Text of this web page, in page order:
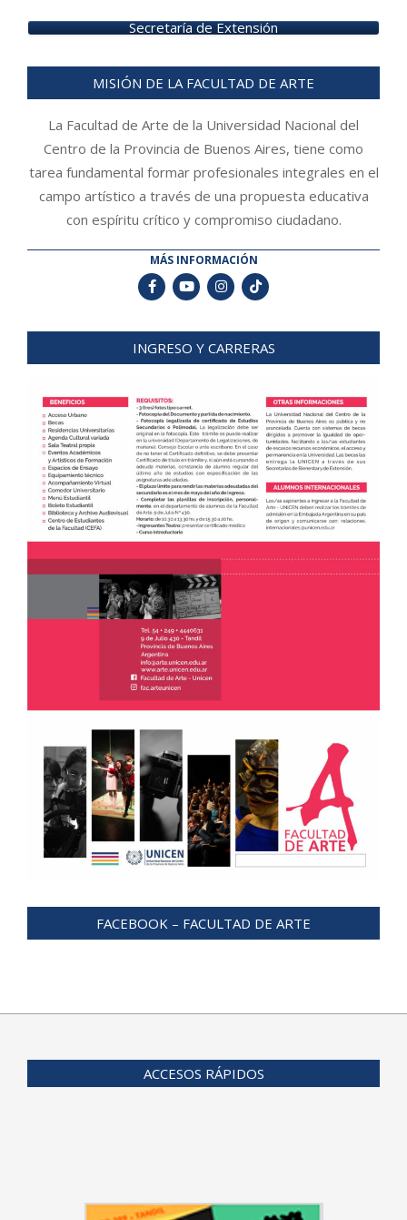
Secretaría de Extensión
MISIÓN DE LA FACULTAD DE ARTE
La Facultad de Arte de la Universidad Nacional del
Centro de la Provincia de Buenos Aires, tiene como
tarea fundamental formar profesionales integrales en el
campo artístico a través de una propuesta educativa
con espíritu crítico y compromiso ciudadano.
MÁS INFORMACIÓN
INGRESO Y CARRERAS
FACEBOOK – FACULTAD DE ARTE
ACCESOS RÁPIDOS